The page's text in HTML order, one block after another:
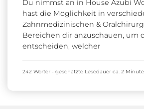
Du nimmst an in House Azubi
hast die Möglichkeit in
Zahnmedizinischen &
Bereichen dir anzuschauen, um
entscheiden, welcher
242 Wörter - geschätzte Lesedauer ca. 2